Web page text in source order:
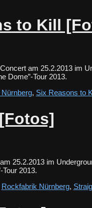
to Kill
am 25.2.2013 im
Dome”-Tour 2013.
, Six Reasons to
25.2.2013 im
Tour 2013.
Rockfabrik Nürnberg,